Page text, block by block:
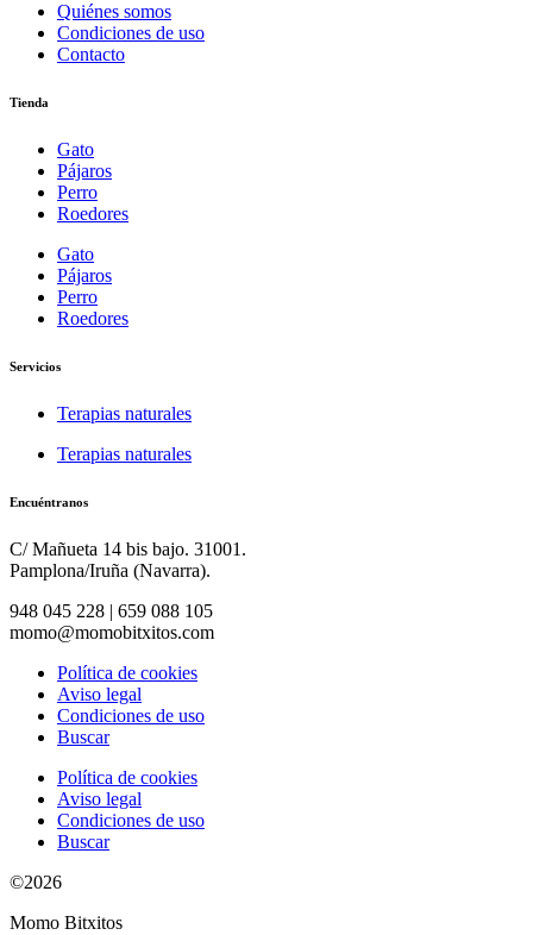
Quiénes somos
Condiciones de uso
Contacto
Tienda
Gato
Pájaros
Perro
Roedores
Gato
Pájaros
Perro
Roedores
Servicios
Terapias naturales
Terapias naturales
Encuéntranos
C/ Mañueta 14 bis bajo. 31001.
Pamplona/Iruña (Navarra).
948 045 228 | 659 088 105
momo@momobitxitos.com
Política de cookies
Aviso legal
Condiciones de uso
Buscar
Política de cookies
Aviso legal
Condiciones de uso
Buscar
©2026
Momo Bitxitos